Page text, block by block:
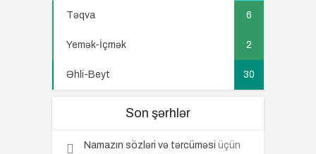
Təqva 6
Yemək-İçmək 2
Əhli-Beyt 30
Son şərhlər
Namazın sözləri və tərcüməsi üçün